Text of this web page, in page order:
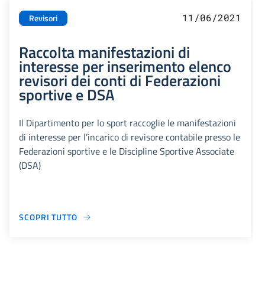
Revisori 11/06/2021
Raccolta manifestazioni di
interesse per inserimento elenco
revisori dei conti di Federazioni
sportive e DSA
Il Dipartimento per lo sport raccoglie le manifestazioni
di interesse per l’incarico di revisore contabile presso le
Federazioni sportive e le Discipline Sportive Associate
(DSA)
SCOPRI TUTTO